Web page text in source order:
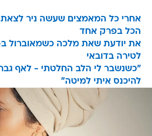
אחרי כל המאמצים שעשה ניר
הכל בפרק אחד
לטירה בדובאי
"כשנשבר לי הלב החלטתי - לאף
להיכנס איתי למיטה"